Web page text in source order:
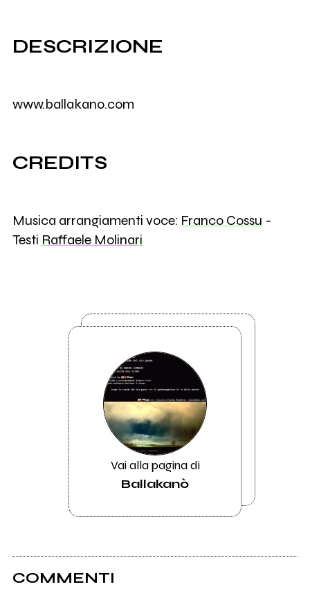
DESCRIZIONE
www.ballakano.com
CREDITS
Musica arrangiamenti voce: Franco Cossu -
Testi Raffaele Molinari
Vai alla pagina di
Ballakanò
COMMENTI